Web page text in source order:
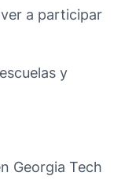
a participar
y
Georgia Tech